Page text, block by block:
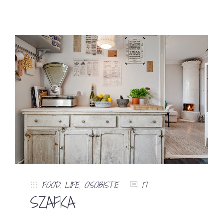
FOOD, LIFE, OSOBISTE 17
SZAFKA